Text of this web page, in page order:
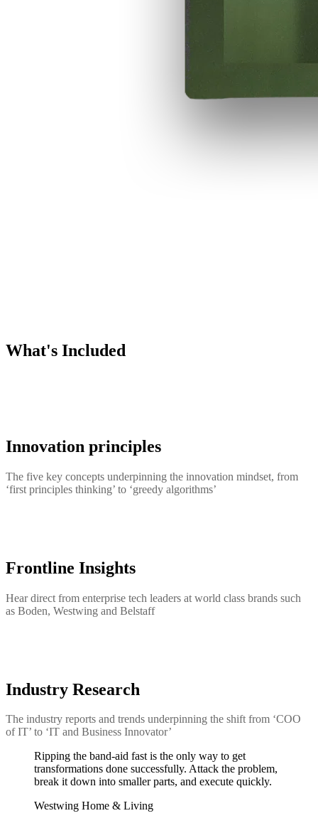
What's Included
Innovation principles
The five key concepts underpinning the innovation mindset, from
‘first principles thinking’ to ‘greedy algorithms’
Frontline Insights
Hear direct from enterprise tech leaders at world class brands such
as Boden, Westwing and Belstaff
Industry Research
The industry reports and trends underpinning the shift from ‘COO
of IT’ to ‘IT and Business Innovator’
Ripping the band-aid fast is the only way to get
transformations done successfully. Attack the problem,
break it down into smaller parts, and execute quickly.
Westwing Home & Living